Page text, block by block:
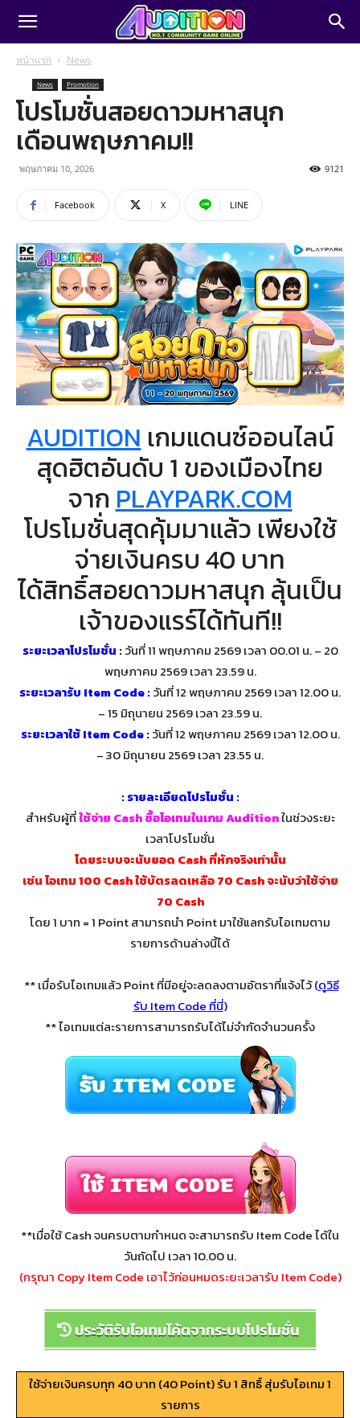
หน้าแรก News
News Promotion
โปรโมชั่นสอยดาวมหาสนุก
เดือนพฤษภาคม!!
พฤษภาคม 10, 2026 9121
Facebook X LINE
AUDITIONเกมแดนซ์ออนไลน์
สุดฮิตอันดับ 1 ของเมืองไทย
จากPLAYPARK.COM
โปรโมชั่นสุดคุ้มมาแล้ว เพียงใช้
จ่ายเงินครบ 40 บาท
ได้สิทธิ์สอยดาวมหาสนุก ลุ้นเป็น
เจ้าของแรร์ได้ทันที!!
ระยะเวลาโปรโมชั่น :วันที่ 11 พฤษภาคม 2569 เวลา 00.01 น. – 20
พฤษภาคม 2569 เวลา 23.59 น.
ระยะเวลารับ Item Code:วันที่ 12 พฤษภาคม 2569 เวลา 12.00 น.
– 15 มิถุนายน 2569 เวลา 23.59 น.
ระยะเวลาใช้ Item Code:วันที่ 12 พฤษภาคม 2569 เวลา 12.00 น.
– 30 มิถุนายน 2569 เวลา 23.55 น.
: รายละเอียดโปรโมชั่น :
สำหรับผู้ที่ใช้จ่าย Cash ซื้อไอเทมในเกม Auditionในช่วงระยะ
เวลาโปรโมชั่น
โดยระบบจะนับยอด Cash ที่หักจริงเท่านั้น
เช่น ไอเทม 100 Cash ใช้บัตรลดเหลือ 70 Cash จะนับว่าใช้จ่าย
70 Cash
โดย 1 บาท = 1 Point สามารถนำ Point มาใช้แลกรับไอเทมตาม
รายการด้านล่างนี้ได้
** เมื่อรับไอเทมแล้ว Point ที่มีอยู่จะลดลงตามอัตราที่แจ้งไว้(ดูวิธี
รับ Item Code ที่นี่)
** ไอเทมแต่ละรายการสามารถรับได้ไม่จำกัดจำนวนครั้ง
**เมื่อใช้ Cash จนครบตามกำหนด จะสามารถรับ Item Code ได้ใน
วันถัดไป เวลา 10.00 น.
(กรุณา Copy Item Code เอาไว้ก่อนหมดระยะเวลารับ Item Code)
ใช้จ่ายเงินครบทุก 40 บาท (40 Point) รับ 1 สิทธิ์ สุ่มรับไอเทม 1
รายการ